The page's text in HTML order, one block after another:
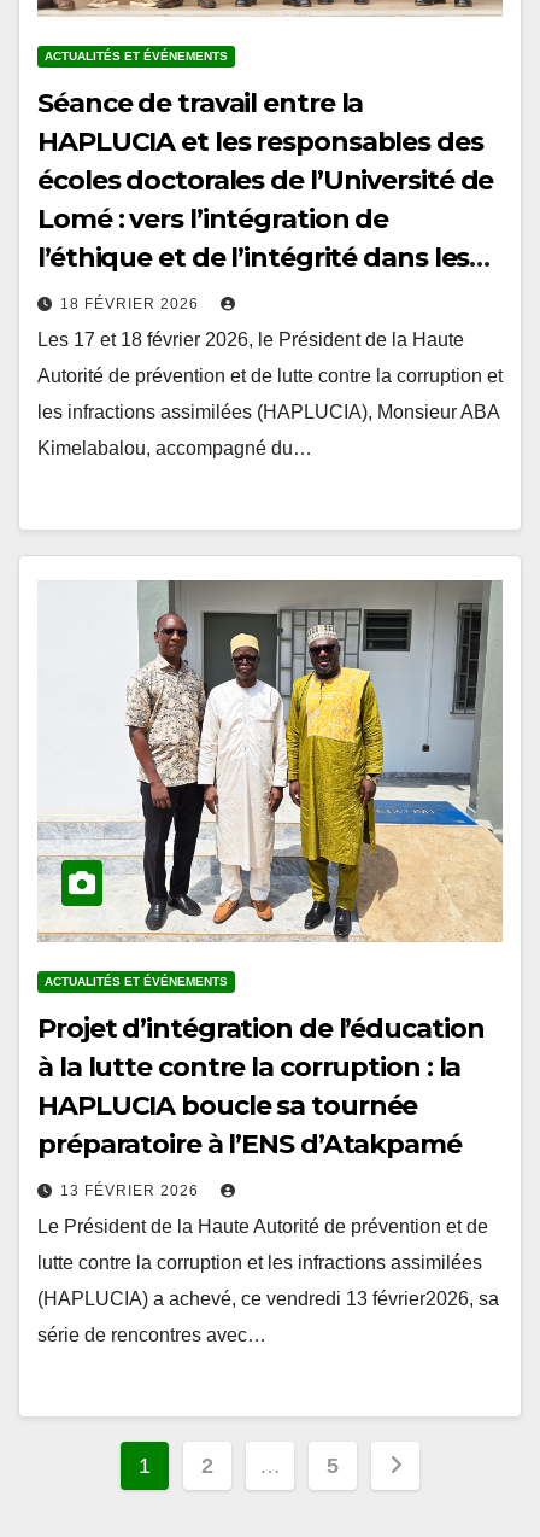
Séance de travail entre la
HAPLUCIA et les responsables des
écoles doctorales de l’Université de
Lomé : vers l’intégration de
l’éthique et de l’intégrité dans les
curricula doctoraux au Togo
18 FÉVRIER 2026
Les 17 et 18 février 2026, le Président de la Haute
Autorité de prévention et de lutte contre la corruption et
les infractions assimilées (HAPLUCIA), Monsieur ABA
Kimelabalou, accompagné du…
Projet d’intégration de l’éducation
à la lutte contre la corruption : la
HAPLUCIA boucle sa tournée
préparatoire à l’ENS d’Atakpamé
13 FÉVRIER 2026
Le Président de la Haute Autorité de prévention et de
lutte contre la corruption et les infractions assimilées
(HAPLUCIA) a achevé, ce vendredi 13 février2026, sa
série de rencontres avec…
Pagination
des
1